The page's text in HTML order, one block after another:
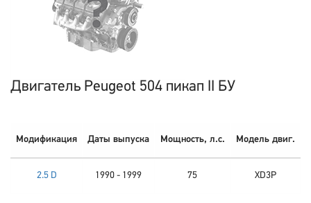
Двигатель Peugeot 504 пикап II БУ
Модификация Даты выпуска Мощность, л.с. Модель двиг.
2.5 D 1990 - 1999 75 XD3P